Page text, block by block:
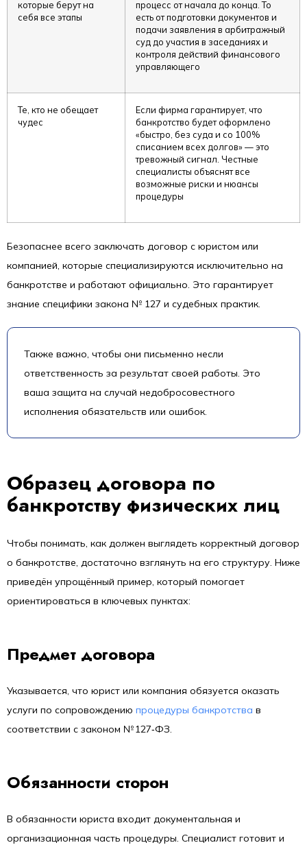
которые берут на
себя все этапы
процесс от начала до конца. То
есть от подготовки документов и
подачи заявления в арбитражный
суд до участия в заседаниях и
контроля действий финансового
управляющего
Те, кто не обещает
чудес
Если фирма гарантирует, что
банкротство будет оформлено
«быстро, без суда и со 100%
списанием всех долгов» — это
тревожный сигнал. Честные
специалисты объяснят все
возможные риски и нюансы
процедуры
Безопаснее всего заключать договор с юристом или
компанией, которые специализируются исключительно на
банкротстве и работают официально. Это гарантирует
знание специфики закона № 127 и судебных практик.
Также важно, чтобы они письменно несли
ответственность за результат своей работы. Это
ваша защита на случай недобросовестного
исполнения обязательств или ошибок.
Образец договора по
банкротству физических лиц
Чтобы понимать, как должен выглядеть корректный договор
о банкротстве, достаточно взглянуть на его структуру. Ниже
приведён упрощённый пример, который помогает
ориентироваться в ключевых пунктах:
Предмет договора
Указывается, что юрист или компания обязуется оказать
услуги по сопровождению процедуры банкротства в
соответствии с законом № 127‑ФЗ.
Обязанности сторон
В обязанности юриста входит документальная и
организационная часть процедуры. Специалист готовит и